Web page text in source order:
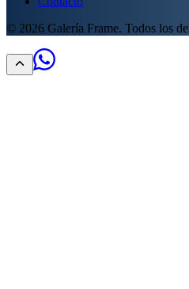
© 2026 Galería Frame. Todos los